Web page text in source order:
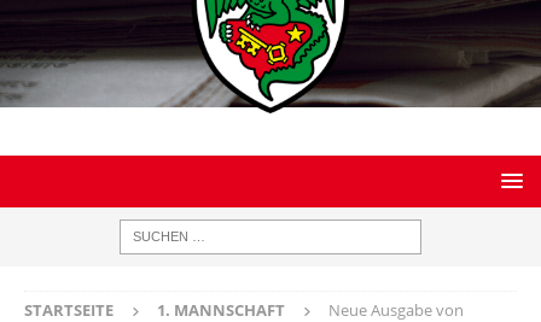
STARTSEITE 1. MANNSCHAFT
Neue Ausgabe von